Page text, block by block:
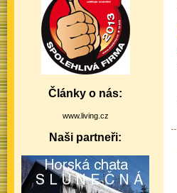
Články o nás:
www.living.cz
Naši partneři: